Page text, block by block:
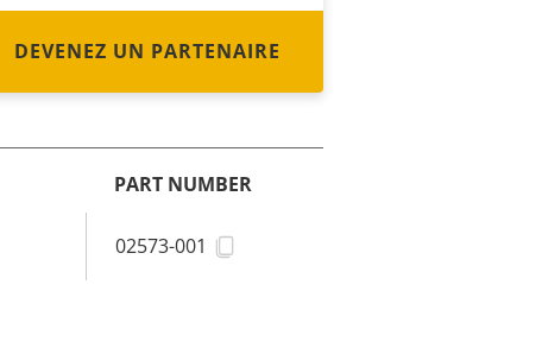
DEVENEZ UN PARTENAIRE
PART NUMBER
02573-001